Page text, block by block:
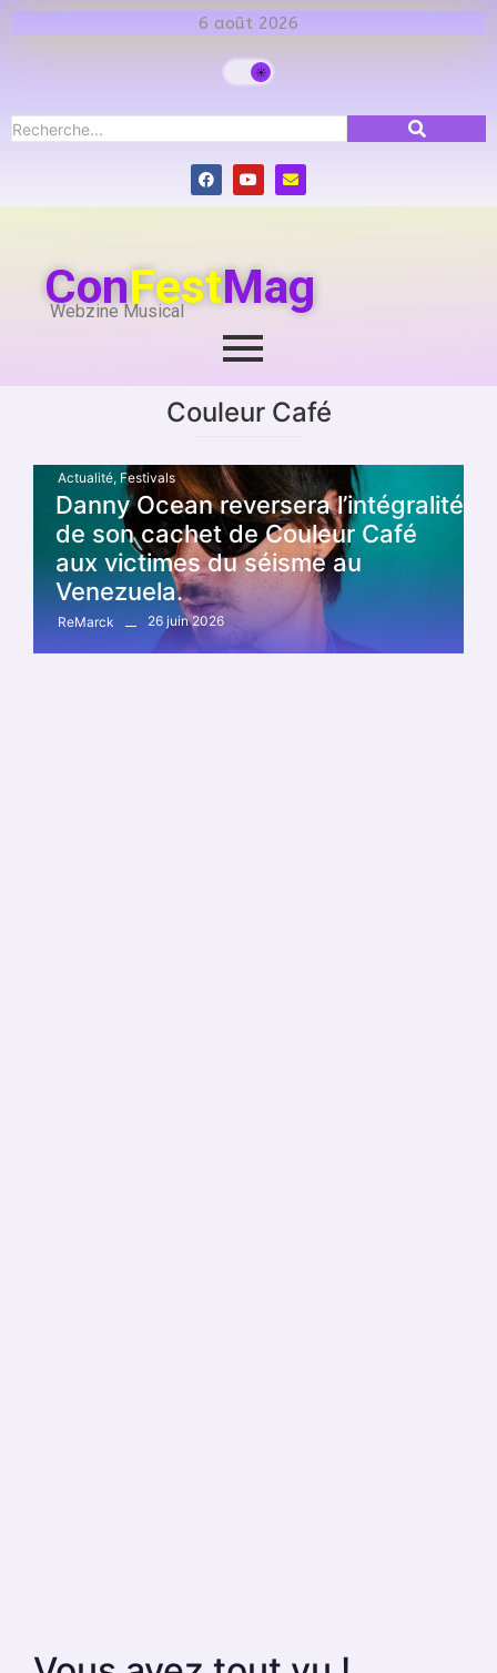
6 août 2026
ConFestMag
Webzine Musical
Couleur Café
Actualité, Festivals
Danny Ocean reversera l’intégralité
de son cachet de Couleur Café
aux victimes du séisme au
Venezuela.
ReMarck 26 juin 2026